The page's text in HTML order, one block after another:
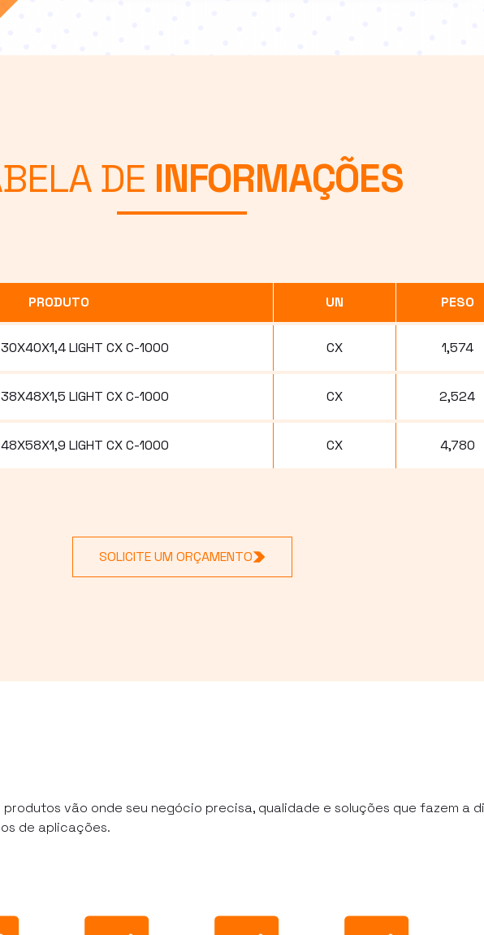
DE INFORMAÇÕES
PRODUTO UN PESO
LIGHT CX C-1000 CX 1,574
LIGHT CX C-1000 CX 2,524
LIGHT CX C-1000 CX 4,780
SOLICITE UM ORÇAMENTO
produtos vão onde seu negócio precisa, qualidade e soluções que fazem a
de aplicações.